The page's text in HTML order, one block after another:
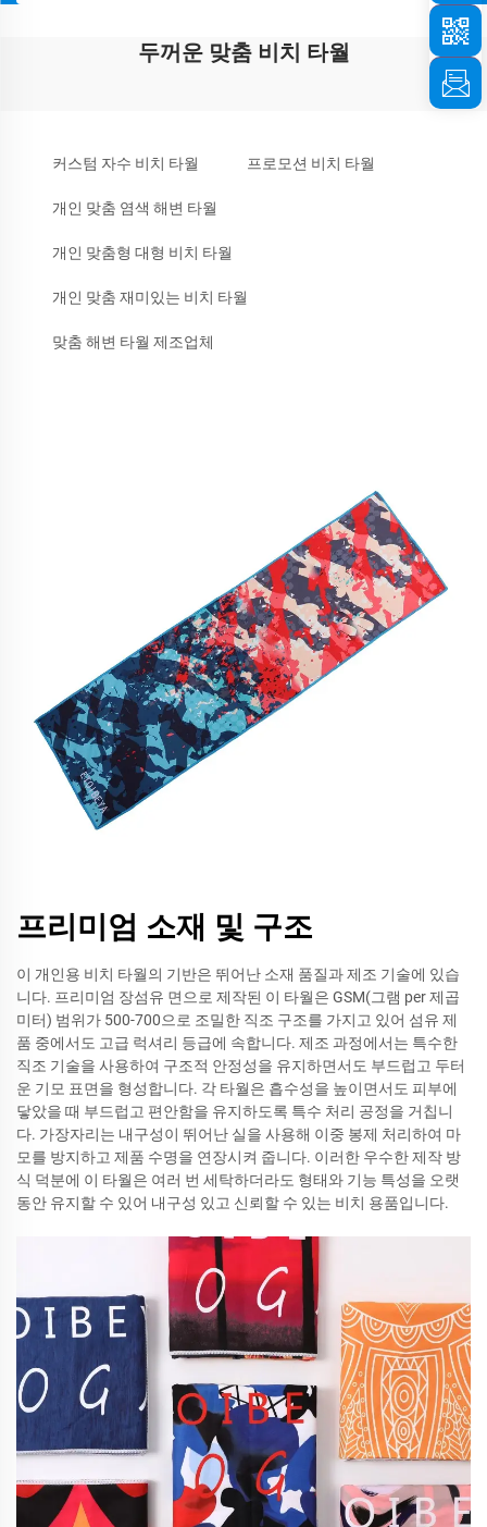
두꺼운 맞춤 비치 타월
커스텀 자수 비치 타월 프로모션 비치 타월
개인 맞춤 염색 해변 타월
개인 맞춤형 대형 비치 타월
개인 맞춤 재미있는 비치 타월
맞춤 해변 타월 제조업체
프리미엄 소재 및 구조
이 개인용 비치 타월의 기반은 뛰어난 소재 품질과 제조 기술에 있습
니다. 프리미엄 장섬유 면으로 제작된 이 타월은 GSM(그램 per 제곱
미터) 범위가 500-700으로 조밀한 직조 구조를 가지고 있어 섬유 제
품 중에서도 고급 럭셔리 등급에 속합니다. 제조 과정에서는 특수한
직조 기술을 사용하여 구조적 안정성을 유지하면서도 부드럽고 두터
운 기모 표면을 형성합니다. 각 타월은 흡수성을 높이면서도 피부에
닿았을 때 부드럽고 편안함을 유지하도록 특수 처리 공정을 거칩니
다. 가장자리는 내구성이 뛰어난 실을 사용해 이중 봉제 처리하여 마
모를 방지하고 제품 수명을 연장시켜 줍니다. 이러한 우수한 제작 방
식 덕분에 이 타월은 여러 번 세탁하더라도 형태와 기능 특성을 오랫
동안 유지할 수 있어 내구성 있고 신뢰할 수 있는 비치 용품입니다.